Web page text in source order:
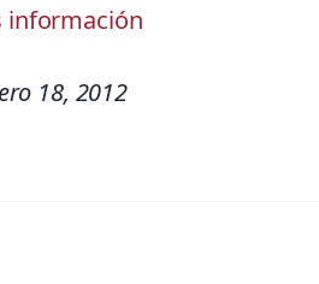
información
18, 2012